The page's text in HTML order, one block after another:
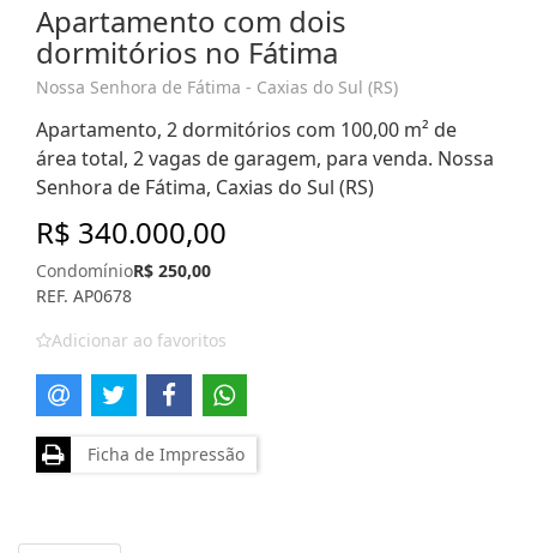
Apartamento com dois
dormitórios no Fátima
Nossa Senhora de Fátima - Caxias do Sul (RS)
Apartamento, 2 dormitórios com 100,00 m² de
área total, 2 vagas de garagem, para venda. Nossa
Senhora de Fátima, Caxias do Sul (RS)
R$ 340.000,00
CondomínioR$ 250,00
REF. AP0678
Adicionar ao favoritos
Ficha de Impressão